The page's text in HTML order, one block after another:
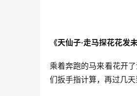
《天仙子·走马探花花发
乘着奔跑的马来看花开
们扳手指计算，再过几